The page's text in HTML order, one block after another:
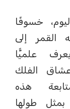
خسوفًا
القمر إلى
علميًّا
عشاق الفلك
هذه
طولها